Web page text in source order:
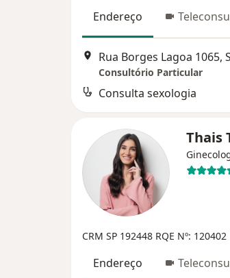
Endereço
Rua Borges Lagoa 1065,
Consultório Particular
Consulta sexologia
Thais
CRM SP 192448 RQE Nº: 120402
Endereço